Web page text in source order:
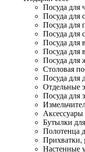
Посуда для
Посуда для
Посуда для
Посуда для
Посуда для
Посуда для
Посуда для
Столовая
Посуда для
Отдельные
Посуда для
Аксессуары
Бутылки
Полотенца
Прихватки,
Настенные